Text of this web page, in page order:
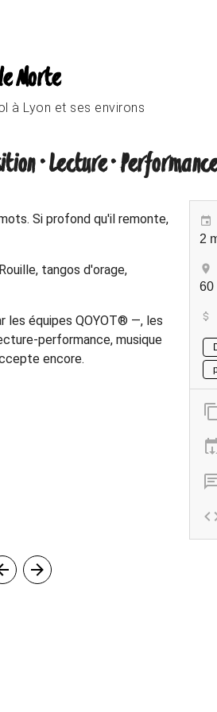
Morte
à Lyon et ses environs
· Lecture ·
Si profond qu'il remonte,
tangos d'orage,
les équipes QOYOT® —, les
performance, musique
encore.
2
60